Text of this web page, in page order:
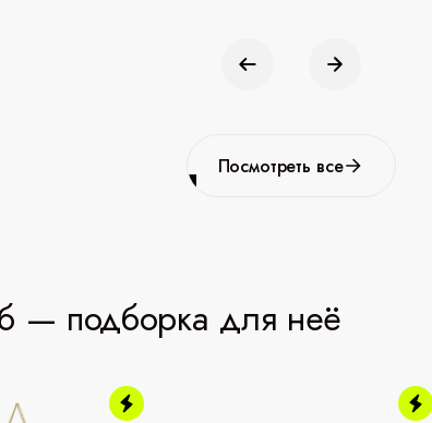
Посмотреть все
— подборка для неё